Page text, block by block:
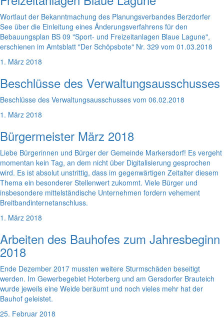
Wortlaut der Bekanntmachung des Planungsverbandes Berzdorfer
See über die Einleitung eines Änderungsverfahrens für den
Bebauungsplan BS 09 "Sport- und Freizeitanlagen Blaue Lagune",
erschienen im Amtsblatt "Der Schöpsbote" Nr. 329 vom 01.03.2018
1. März 2018
Beschlüsse des Verwaltungsausschusses
Beschlüsse des Verwaltungsausschusses vom 06.02.2018
1. März 2018
Bürgermeister März 2018
Liebe Bürgerinnen und Bürger der Gemeinde Markersdorf! Es vergeht
momentan kein Tag, an dem nicht über Digitalisierung gesprochen
wird. Es ist absolut unstrittig, dass im gegenwärtigen Zeitalter diesem
Thema ein besonderer Stellenwert zukommt. Viele Bürger und
insbesondere mittelständische Unternehmen fordern vehement
Breitbandinternetanschluss.
1. März 2018
Arbeiten des Bauhofes zum Jahresbeginn
2018
Ende Dezember 2017 mussten weitere Sturmschäden beseitigt
werden. Im Gewerbegebiet Hoterberg und am Gersdorfer Brauteich
wurde jeweils eine Weide beräumt und noch vieles mehr hat der
Bauhof geleistet.
25. Februar 2018